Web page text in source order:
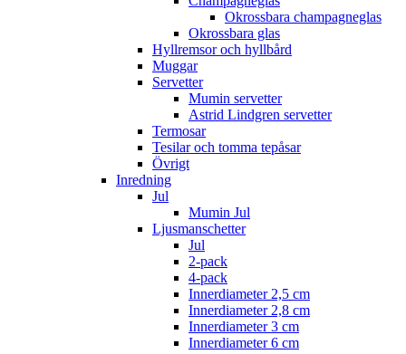
Okrossbara champagneglas
Okrossbara glas
Hyllremsor och hyllbård
Muggar
Servetter
Mumin servetter
Astrid Lindgren servetter
Termosar
Tesilar och tomma tepåsar
Övrigt
Inredning
Jul
Mumin Jul
Ljusmanschetter
Jul
2-pack
4-pack
Innerdiameter 2,5 cm
Innerdiameter 2,8 cm
Innerdiameter 3 cm
Innerdiameter 6 cm